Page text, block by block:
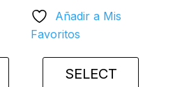
Añadir a Mis
Favoritos
SELECT